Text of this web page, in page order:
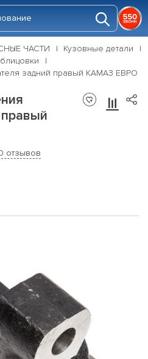
ЧАСТИ
Кузовные детали
задний правый КАМАЗ ЕВРО
отзывов